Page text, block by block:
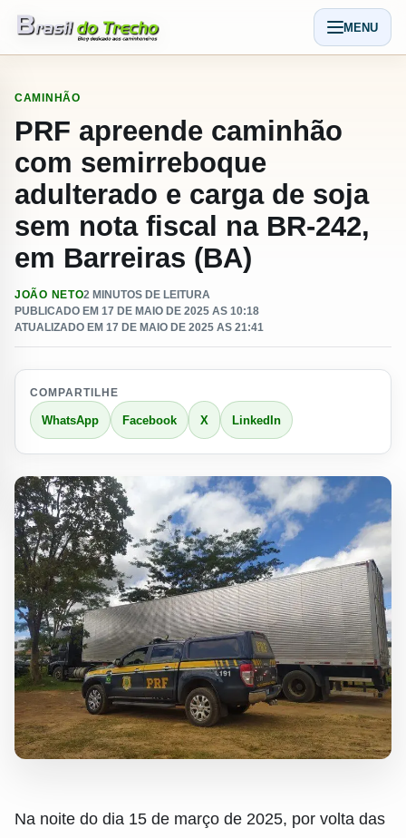
Abrir
MENU
CAMINHÃO
PRF apreende caminhão
com semirreboque
adulterado e carga de soja
sem nota fiscal na BR-242,
em Barreiras (BA)
JOÃO NETO2 MINUTOS DE LEITURA
PUBLICADO EM 17 DE MAIO DE 2025 AS 10:18
ATUALIZADO EM 17 DE MAIO DE 2025 AS 21:41
COMPARTILHE
WhatsApp Facebook X LinkedIn
Na noite do dia 15 de março de 2025, por volta das